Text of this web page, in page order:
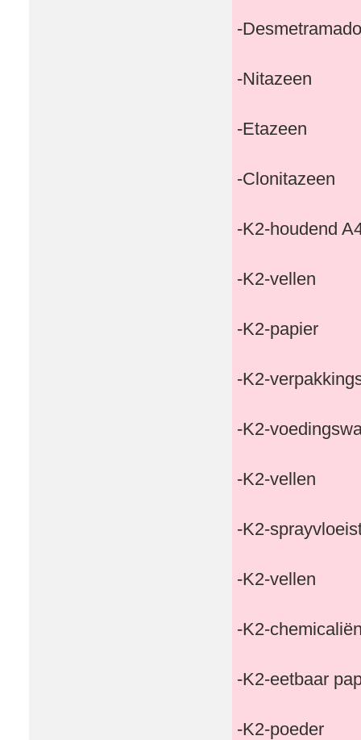
-
-Nitazeen
-Etazeen
-Clonitazeen
-K2-houdend
-K2-vellen
-K2-papier
-K2-
-K2-
-K2-vellen
-K2-
-K2-vellen
-K2-
-K2-eetbaar
-K2-poeder